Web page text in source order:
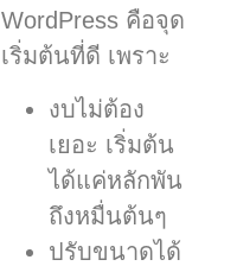
WordPress คือจุด
เริ่มต้นที่ดี เพราะ
งบไม่ต้อง
เยอะ เริ่มต้น
ได้แค่หลักพัน
ถึงหมื่นต้นๆ
ปรับขนาดได้